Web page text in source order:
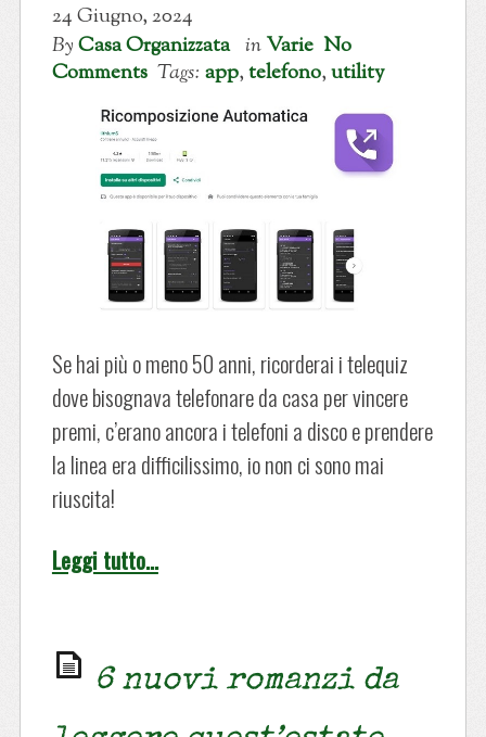
24 Giugno, 2024
ByCasa Organizzata inVarie No
Comments Tags: app,telefono,utility
Se hai più o meno 50 anni, ricorderai i telequiz
dove bisognava telefonare da casa per vincere
premi, c’erano ancora i telefoni a disco e prendere
la linea era difficilissimo, io non ci sono mai
riuscita!
Leggi tutto…
6 nuovi romanzi da